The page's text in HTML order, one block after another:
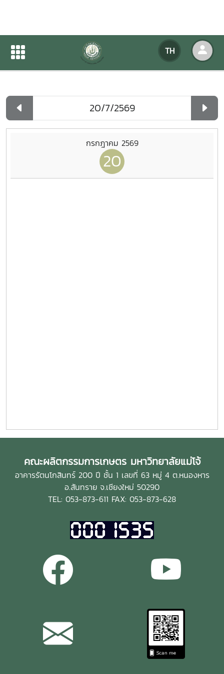
TH
ปฏิทินกิจกรรมของหน่วยงาน
ปฏิทินกิจกรรมของหน่วยงาน
กรกฎาคม 2569
20
คณะผลิตกรรมการเกษตร มหาวิทยาลัยแม่โจ้
อาคารรัตนโกสินทร์ 200 ปี ชั้น 1 เลขที่ 63 หมู่ 4 ต.หนองหาร
อ.สันทราย จ.เชียงใหม่ 50290
TEL: 053-873-611 FAX: 053-873-628